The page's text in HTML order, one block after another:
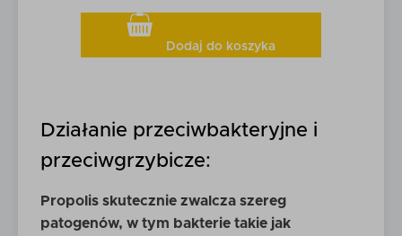
Dodaj do koszyka
Działanie przeciwbakteryjne i
przeciwgrzybicze:
Propolis skutecznie zwalcza szereg
patogenów, w tym bakterie takie jak